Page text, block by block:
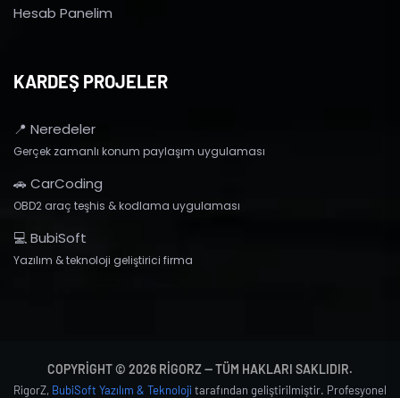
Hesab Panelim
KARDEŞ PROJELER
📍 Neredeler
Gerçek zamanlı konum paylaşım uygulaması
🚗 CarCoding
OBD2 araç teşhis & kodlama uygulaması
💻 BubiSoft
Yazılım & teknoloji geliştirici firma
COPYRIGHT © 2026 RIGORZ — TÜM HAKLARI SAKLIDIR.
RigorZ, BubiSoft Yazılım & Teknoloji tarafından geliştirilmiştir. Profesyonel